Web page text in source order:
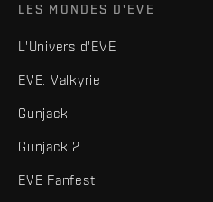
LES MONDES D'EVE
L'Univers d'EVE
EVE: Valkyrie
Gunjack
Gunjack 2
EVE Fanfest